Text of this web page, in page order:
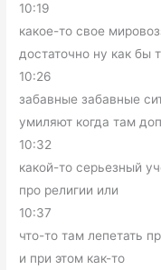
10:19
какое-то свое
достаточно ну как бы
10:26
забавные забавные
умиляют когда там
10:32
какой-то серьезный
про религии или
10:37
что-то там лепетать
и при этом как-то